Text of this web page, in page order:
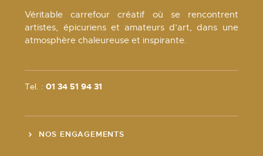
Véritable carrefour créatif où se rencontrent
artistes, épicuriens et amateurs d’art, dans une
atmosphère chaleureuse et inspirante.
Tel. :01 34 51 94 31
NOS ENGAGEMENTS